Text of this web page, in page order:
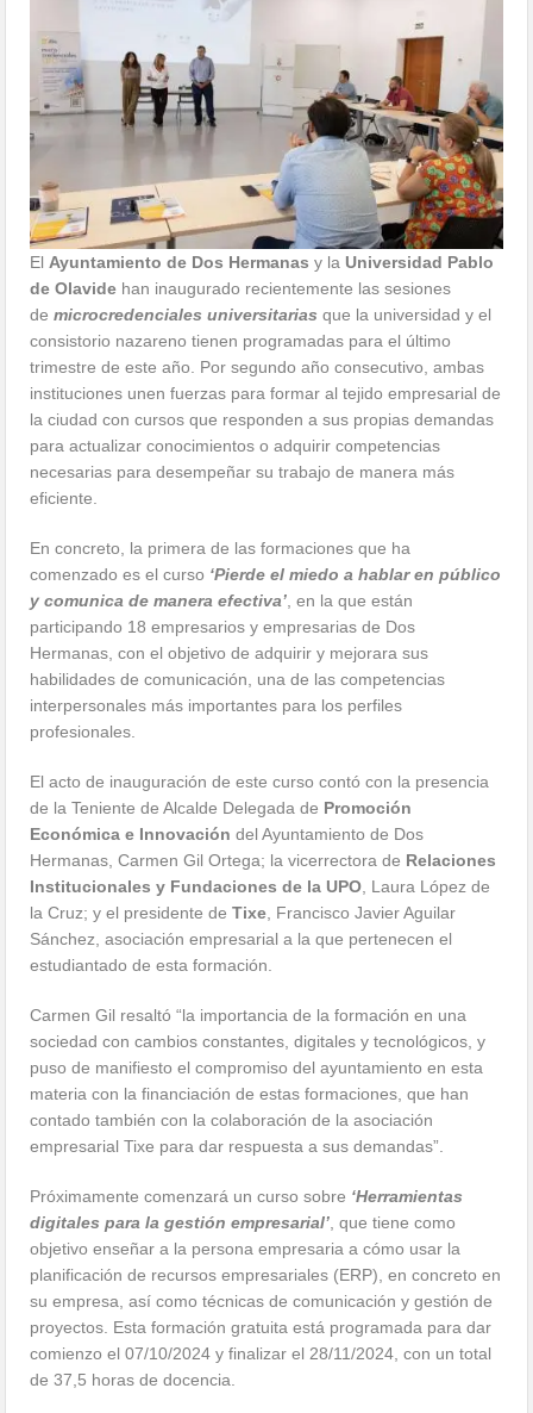
El Ayuntamiento de Dos Hermanas y la Universidad Pablo
de Olavide han inaugurado recientemente las sesiones
demicrocredenciales universitarias que la universidad y el
consistorio nazareno tienen programadas para el último
trimestre de este año. Por segundo año consecutivo, ambas
instituciones unen fuerzas para formar al tejido empresarial de
la ciudad con cursos que responden a sus propias demandas
para actualizar conocimientos o adquirir competencias
necesarias para desempeñar su trabajo de manera más
eficiente.
En concreto, la primera de las formaciones que ha
comenzado es el curso ‘Pierde el miedo a hablar en público
y comunica de manera efectiva’ , en la que están
participando 18 empresarios y empresarias de Dos
Hermanas, con el objetivo de adquirir y mejorara sus
habilidades de comunicación, una de las competencias
interpersonales más importantes para los perfiles
profesionales.
El acto de inauguración de este curso contó con la presencia
de la Teniente de Alcalde Delegada de Promoción
Económica e Innovación del Ayuntamiento de Dos
Hermanas, Carmen Gil Ortega; la vicerrectora de Relaciones
Institucionales y Fundaciones de la UPO , Laura López de
la Cruz; y el presidente deTixe , Francisco Javier Aguilar
Sánchez, asociación empresarial a la que pertenecen el
estudiantado de esta formación.
Carmen Gil resaltó “la importancia de la formación en una
sociedad con cambios constantes, digitales y tecnológicos, y
puso de manifiesto el compromiso del ayuntamiento en esta
materia con la financiación de estas formaciones, que han
contado también con la colaboración de la asociación
empresarial Tixe para dar respuesta a sus demandas”.
Próximamente comenzará un curso sobre ‘Herramientas
digitales para la gestión empresarial’ , que tiene como
objetivo enseñar a la persona empresaria a cómo usar la
planificación de recursos empresariales (ERP), en concreto en
su empresa, así como técnicas de comunicación y gestión de
proyectos. Esta formación gratuita está programada para dar
comienzo el 07/10/2024 y finalizar el 28/11/2024, con un total
de 37,5 horas de docencia.